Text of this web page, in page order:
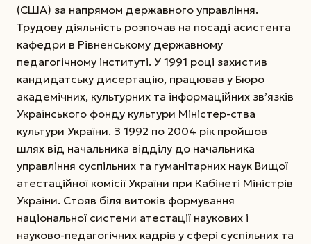
(США) за напрямом державного управління.
Трудову діяльність розпочав на посаді асистента
кафедри в Рівненському державному
педагогічному інституті. У 1991 році захистив
кандидатську дисертацію, працював у Бюро
академічних, культурних та інформаційних зв’язків
Українського фонду культури Міністер-ства
культури України. З 1992 по 2004 рік пройшов
шлях від начальника відділу до начальника
управління суспільних та гуманітарних наук Вищої
атестаційної комісії України при Кабінеті Міністрів
України. Стояв біля витоків формування
національної системи атестації наукових і
науково-педагогічних кадрів у сфері суспільних та